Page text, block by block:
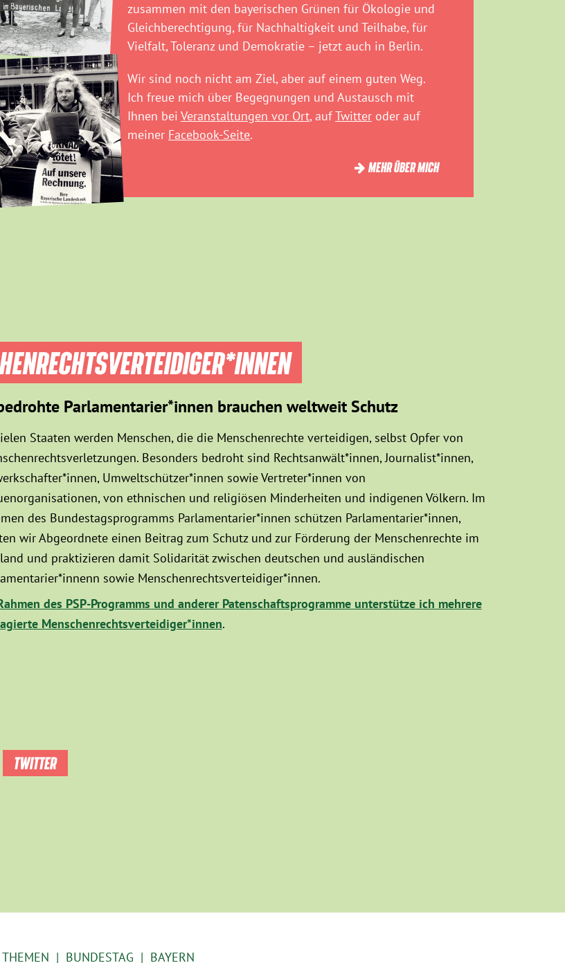
zusammen mit den bayerischen Grünen für Ökologie und
Gleichberechtigung, für Nachhaltigkeit und Teilhabe, für
Vielfalt, Toleranz und Demokratie – jetzt auch in Berlin.
Wir sind noch nicht am Ziel, aber auf einem guten Weg.
Ich freue mich über Begegnungen und Austausch mit
Ihnen bei Veranstaltungen vor Ort, aufTwitter oder auf
meiner Facebook-Seite.
MEHR ÜBER MICH
Parlamentarier*innen brauchen weltweit Schutz
Staaten werden Menschen, die die Menschenrechte verteidigen, selbst Opfer von
Besonders bedroht sind Rechtsanwält*innen, Journalist*innen,
Umweltschützer*innen sowie Vertreter*innen von
von ethnischen und religiösen Minderheiten und indigenen Völkern. Im
des Bundestagsprogramms Parlamentarier*innen schützen Parlamentarier*innen,
wir Abgeordnete einen Beitrag zum Schutz und zur Förderung der Menschenrechte im
und praktizieren damit Solidarität zwischen deutschen und ausländischen
sowie Menschenrechtsverteidiger*innen.
des PSP-Programms und anderer Patenschaftsprogramme unterstütze ich mehrere
Menschenrechtsverteidiger*innen.
TWITTER
THEMEN BUNDESTAG BAYERN